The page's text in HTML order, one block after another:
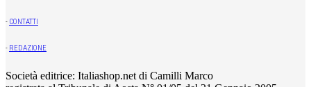
- CONTATTI
- REDAZIONE
Società editrice: Italiashop.net di Camilli Marco